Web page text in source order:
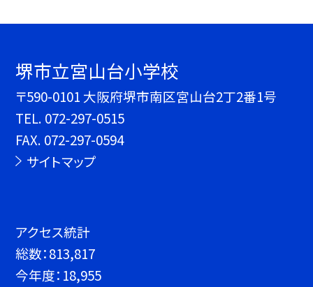
堺市立宮山台小学校
〒590-0101 大阪府堺市南区宮山台2丁2番1号
TEL. 072-297-0515
FAX. 072-297-0594
サイトマップ
アクセス統計
総数：813,817
今年度： 18,955